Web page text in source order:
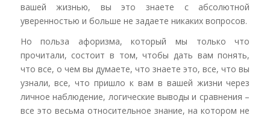
вашей жизнью, вы это знаете с абсолютной
уверенностью и больше не задаете никаких вопросов.
Но польза афоризма, который мы только что
прочитали, состоит в том, чтобы дать вам понять,
что все, о чем вы думаете, что знаете это, все, что вы
узнали, все, что пришло к вам в вашей жизни через
личное наблюдение, логические выводы и сравнения –
все это весьма относительное знание, на котором не